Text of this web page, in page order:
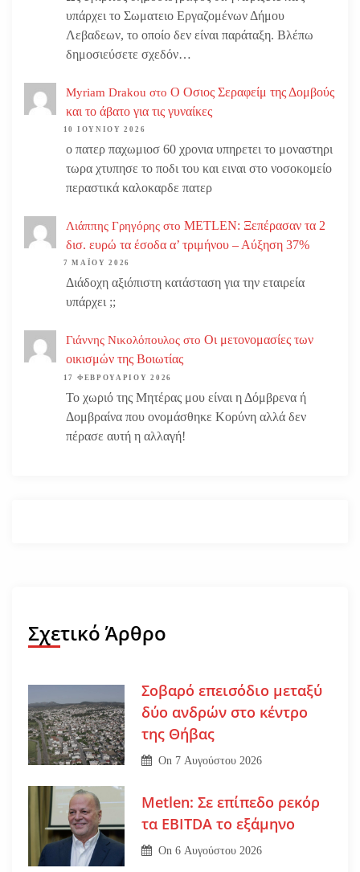
υπάρχει το Σωματειο Εργαζομένων Δήμου
Λεβαδεων, το οποίο δεν είναι παράταξη. Βλέπω
δημοσιεύσετε σχεδόν…
Myriam Drakou στο Ο Οσιος Σεραφείμ της Δομβούς
και το άβατο για τις γυναίκες
10 ΙΟΥΝΊΟΥ 2026
ο πατερ παχωμιοσ 60 χρονια υπηρετει το μοναστηρι
τωρα χτυπησε το ποδι του και ειναι στο νοσοκομείο
περαστικά καλοκαρδε πατερ
Λιάππης Γρηγόρης στο METLEN: Ξεπέρασαν τα 2
δισ. ευρώ τα έσοδα α’ τριμήνου – Αύξηση 37%
7 ΜΑΪ́ΟΥ 2026
Διάδοχη αξιόπιστη κατάσταση για την εταιρεία
υπάρχει ;;
Γιάννης Νικολόπουλος στο Οι μετονομασίες των
οικισμών της Βοιωτίας
17 ΦΕΒΡΟΥΑΡΊΟΥ 2026
Το χωριό της Μητέρας μου είναι η Δόμβρενα ή
Δομβραίνα που ονομάσθηκε Κορύνη αλλά δεν
πέρασε αυτή η αλλαγή!
Σχετικό Άρθρο
Σοβαρό επεισόδιο μεταξύ
δύο ανδρών στο κέντρο
της Θήβας
On 7 Αυγούστου 2026
Metlen: Σε επίπεδο ρεκόρ
τα EBITDA το εξάμηνο
On6 Αυγούστου 2026